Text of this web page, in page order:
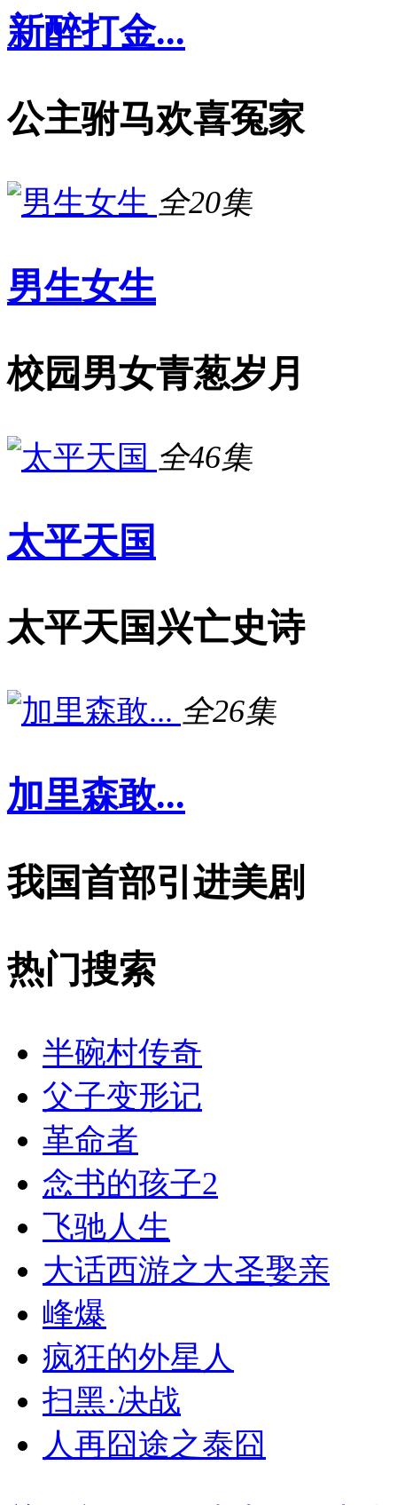
新醉打金...
公主驸马欢喜冤家
全20集
男生女生
校园男女青葱岁月
全46集
太平天国
太平天国兴亡史诗
全26集
加里森敢...
我国首部引进美剧
热门搜索
半碗村传奇
父子变形记
革命者
念书的孩子2
飞驰人生
大话西游之大圣娶亲
峰爆
疯狂的外星人
扫黑·决战
人再囧途之泰囧